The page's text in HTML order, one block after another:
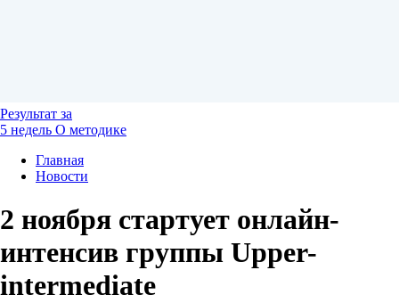
Результат за
5 недель О методике
Главная
Новости
2 ноября стартует онлайн-
интенсив группы Upper-
intermediate